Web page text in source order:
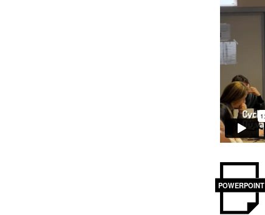
POWERPOINT